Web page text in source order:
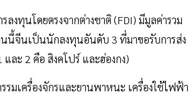
งทุนโดยตรงจากต่างชาติ (FDI) มีมูลค่ารวม
นี้จีนเป็นนักลงทุนอันดับ 3 ที่มาขอรับการส่ง
ละ 2 คือ สิงคโปร์ และฮ่องกง)
มเครื่องจักรและยานพาหนะ เครื่องใช้ไฟฟ้า